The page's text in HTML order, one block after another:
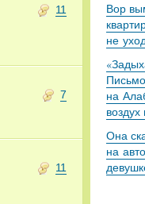
11
7
11
Вор
не
на
Она
на